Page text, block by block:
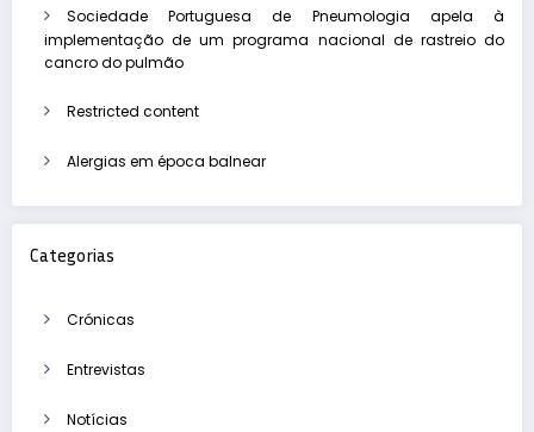
Sociedade Portuguesa de Pneumologia apela à
implementação de um programa nacional de rastreio do
cancro do pulmão
Restricted content
Alergias em época balnear
Categorias
Crónicas
Entrevistas
Notícias